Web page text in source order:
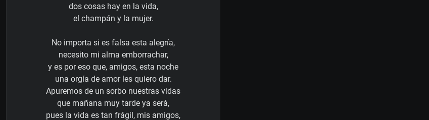
dos cosas hay en la vida,
el champán y la mujer.
No importa si es falsa esta alegría,
necesito mi alma emborrachar,
y es por eso que, amigos, esta noche
una orgía de amor les quiero dar.
Apuremos de un sorbo nuestras vidas
que mañana muy tarde ya será,
pues la vida es tan frágil, mis amigos,